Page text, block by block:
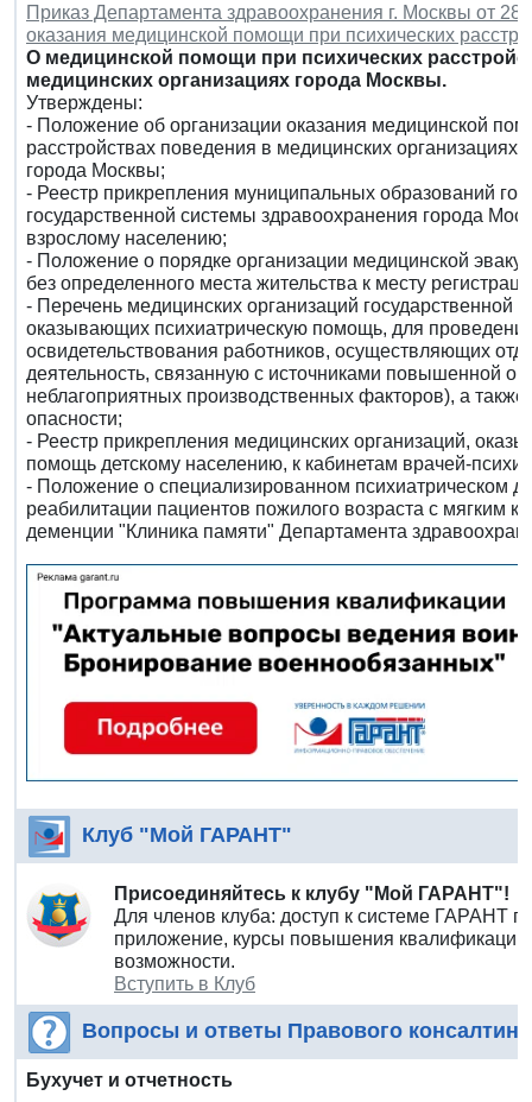
Приказ Департамента здравоохранения г. Москвы от
оказания медицинской помощи при психических
О медицинской помощи при психических
медицинских организациях города Москвы.
Утверждены:
- Положение об организации оказания медицинской
расстройствах поведения в медицинских
города Москвы;
- Реестр прикрепления муниципальных образований
государственной системы здравоохранения города
взрослому населению;
- Положение о порядке организации медицинской
без определенного места жительства к месту
- Перечень медицинских организаций
оказывающих психиатрическую помощь, для проведения
освидетельствования работников, осуществляющих
деятельность, связанную с источниками повышенной
неблагоприятных производственных факторов), а
опасности;
- Реестр прикрепления медицинских организаций,
помощь детскому населению, к кабинетам врачей-
- Положение о специализированном психиатрическом
реабилитации пациентов пожилого возраста с мягким
деменции "Клиника памяти" Департамента
Клуб "Мой ГАРАНТ"
Присоединяйтесь к клубу "Мой ГАРАНТ"!
Для членов клуба: доступ к системе ГАРАНТ
приложение, курсы повышения квалификации
возможности.
Вступить в Клуб
Вопросы и ответы Правового
Бухучет и отчетность